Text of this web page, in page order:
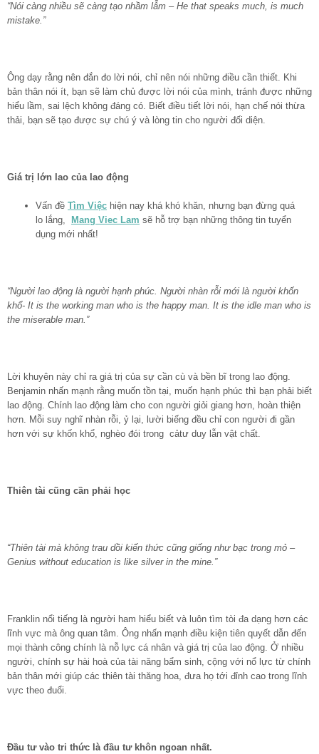
“Nói càng nhiều sẽ càng tạo nhầm lẫm – He that speaks much, is much
mistake.”
Ông dạy rằng nên đắn đo lời nói, chỉ nên nói những điều cần thiết. Khi
bản thân nói ít, bạn sẽ làm chủ được lời nói của mình, tránh được những
hiểu lầm, sai lệch không đáng có. Biết điều tiết lời nói, hạn chế nói thừa
thải, bạn sẽ tạo được sự chú ý và lòng tin cho người đối diện.
Giá trị lớn lao của lao động
Vấn đề Tìm Việc hiện nay khá khó khăn, nhưng bạn đừng quá
lo lắng,
Mang Viec Lam sẽ hỗ trợ bạn những thông tin tuyển
dụng mới nhất!
“Người lao động là người hạnh phúc. Người nhàn rỗi mới là người khốn
khổ- It is the working man who is the happy man. It is the idle man who is
the miserable man.”
Lời khuyên này chỉ ra giá trị của sự cần cù và bền bĩ trong lao động.
Benjamin nhấn mạnh rằng muốn tồn tại, muốn hạnh phúc thì bạn phải biết
lao động. Chính lao động làm cho con người giỏi giang hơn, hoàn thiện
hơn. Mỗi suy nghĩ nhàn rỗi, ỷ lại, lười biếng đều chỉ con người đi gần
hơn với sự khốn khổ, nghèo đói trong cảtư duy lẫn vật chất.
Thiên tài cũng cần phải học
“Thiên tài mà không trau dồi kiến thức cũng giống như bạc trong mỏ –
Genius without education is like silver in the mine.”
Franklin nổi tiếng là người ham hiểu biết và luôn tìm tòi đa dạng hơn các
lĩnh vực mà ông quan tâm. Ông nhấn mạnh điều kiện tiên quyết dẫn đến
mọi thành công chính là nỗ lực cá nhân và giá trị của lao động. Ở nhiều
người, chính sự hài hoà của tài năng bẩm sinh, cộng với nổ lực từ chính
bản thân mới giúp các thiên tài thăng hoa, đưa họ tới đỉnh cao trong lĩnh
vực theo đuổi.
Đầu tư vào tri thức là đầu tư khôn ngoan nhất.